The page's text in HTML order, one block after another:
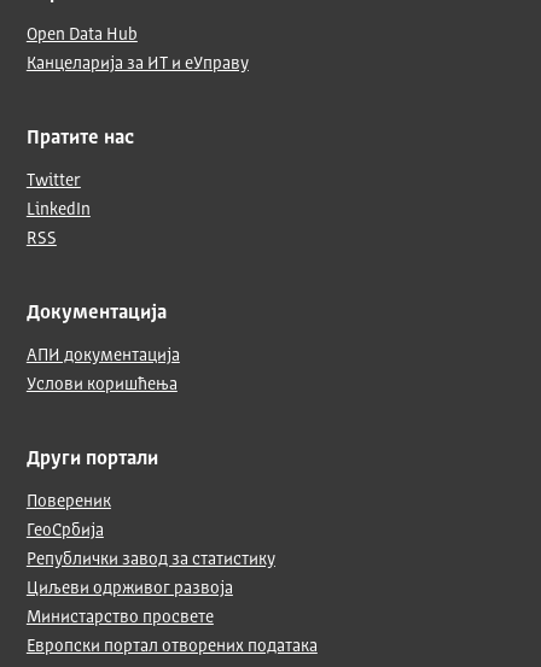
Open Data Hub
Канцеларија за ИТ и еУправу
Пратите нас
Twitter
LinkedIn
RSS
Документација
АПИ документација
Услови коришћења
Други портали
Повереник
ГеоСрбија
Републички завод за статистику
Циљеви одрживог развоја
Министарство просвете
Европски портал отворених података